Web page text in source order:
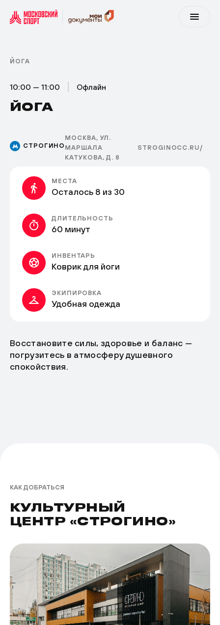
ЙОГА
10:00 — 11:00 Офлайн
ЙОГА
СТРОГИНО
МОСКВА, УЛ.
МАРШАЛА
КАТУКОВА, Д. 8
STROGINOCC.RU/
МЕСТА
Осталось 8 из 30
ДЛИТЕЛЬНОСТЬ
60 минут
ИНВЕНТАРЬ
Коврик для йоги
ЭКИПИРОВКА
Удобная одежда
Восстановите силы, здоровье и баланс —
погрузитесь в атмосферу душевного
спокойствия.
КАК ДОБРАТЬСЯ
КУЛЬТУРНЫЙ
ЦЕНТР «СТРОГИНО»